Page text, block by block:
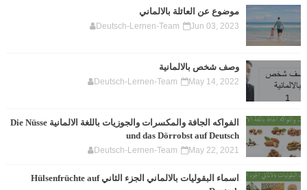
موضوع عن العائلة بالالماني
Deutsch-Lernen-Team Jun 03, 2023
وصف شخص بالالمانية
Deutsch-Lernen-Team May 14, 2022
الفواكه الجافة والمكسرات والجوزيات باللغة الالمانية Die Nüsse
und das Dörrobst auf Deutsch
Deutsch-Lernen-Team May 22, 2021
اسماء البقوليات بالالماني الجزء الثاني Hülsenfrüchte auf